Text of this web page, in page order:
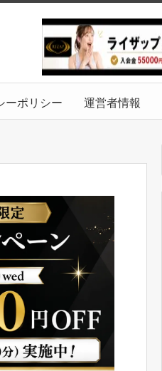
ーポリシー 運営者情報